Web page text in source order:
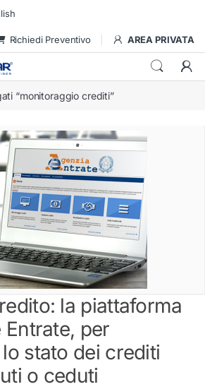
Richiedi Preventivo AREA PRIVATA
“monitoraggio crediti”
la piattaforma
per
stato dei crediti
o ceduti